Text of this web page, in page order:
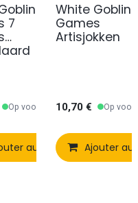
Comparer
7
Op voorraad
au panier
White Goblin
Games
Artisjokken
10,70€ Op
Ajouter au